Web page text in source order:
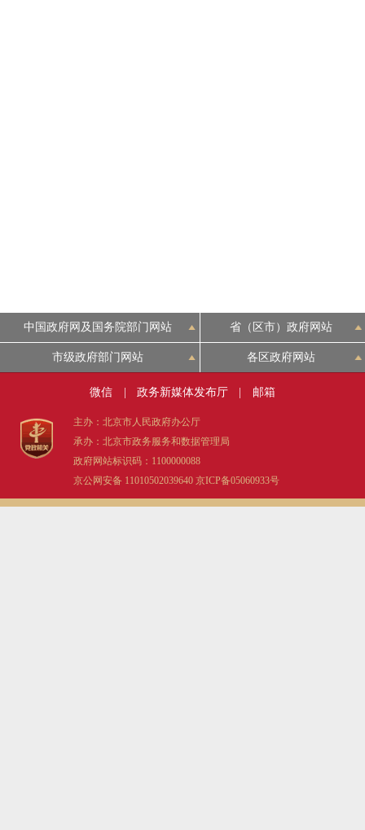
中国政府网及国务院部门网站 省（区市）政府网站
市级政府部门网站 各区政府网站
微信 政务新媒体发布厅 邮箱
主办：北京市人民政府办公厅
承办：北京市政务服务和数据管理局
政府网站标识码：1100000088
京公网安备 11010502039640 京ICP备05060933号